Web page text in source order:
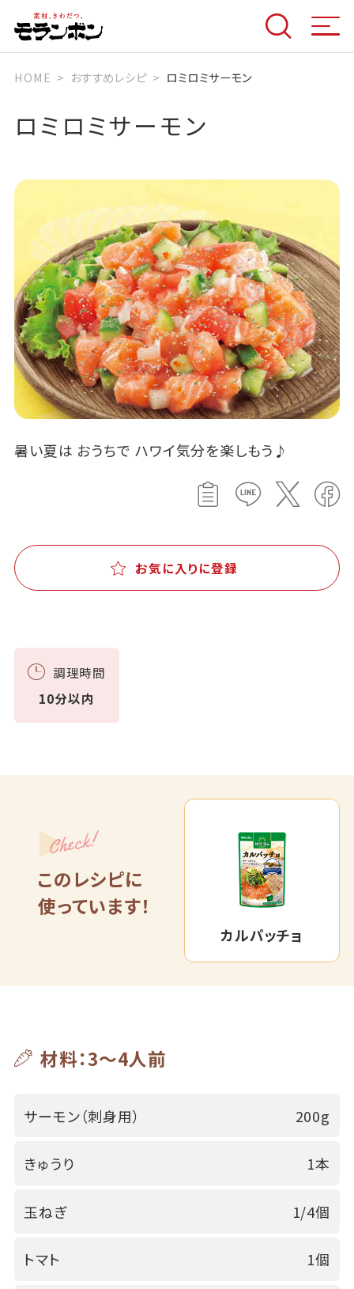
HOME おすすめレシピ ロミロミサーモン
ロミロミサーモン
暑い夏は おうちで ハワイ気分を楽しもう♪
お気に入りに登録
調理時間
10分以内
Check!
このレシピに
使っています！
カルパッチョ
材料：3～4人前
サーモン（刺身用） 200g
きゅうり 1本
玉ねぎ 1/4個
トマト 1個